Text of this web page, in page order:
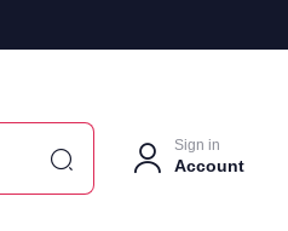
Sign in
Account